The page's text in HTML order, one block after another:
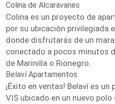
Colina de Alcaravanes
Colina es un proyecto de
por su ubicación privilegiada
donde disfrutarás de un
conectado a pocos minutos
de Marinilla o Rionegro.
Belaví Apartamentos
¡Éxito en ventas! Belaví es
VIS ubicado en un nuevo